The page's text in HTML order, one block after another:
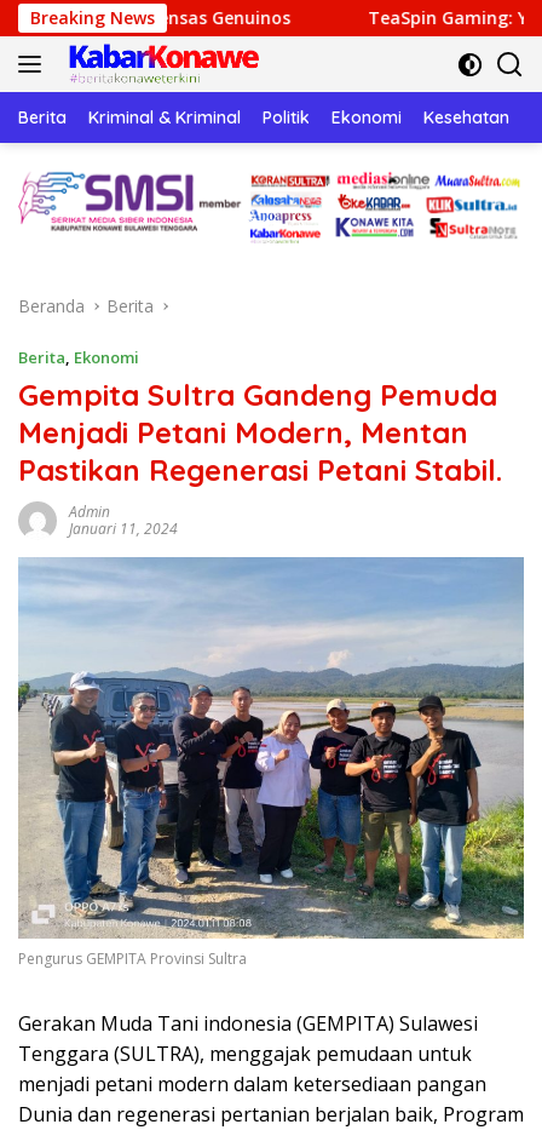
Langsung
ke
konten
Breaking News
Genuinos TeaSpin Gaming: Your Personal Gateway
Berita Kriminal & Kriminal Politik Ekonomi Kesehatan
Beranda Berita
Berita, Ekonomi
Gempita Sultra Gandeng Pemuda
Menjadi Petani Modern, Mentan
Pastikan Regenerasi Petani Stabil.
Admin
Januari 11, 2024
Pengurus GEMPITA Provinsi Sultra
Gerakan Muda Tani indonesia (GEMPITA) Sulawesi
Tenggara (SULTRA), menggajak pemudaan untuk
menjadi petani modern dalam ketersediaan pangan
Dunia dan regenerasi pertanian berjalan baik, Program